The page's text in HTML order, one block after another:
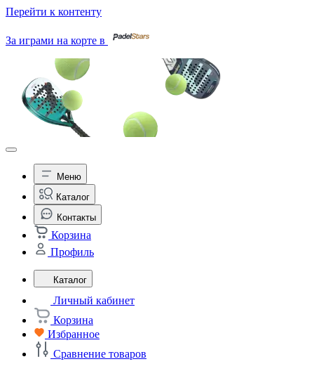
Перейти к контенту
За играми на корте в
Меню
Каталог
Контакты
Корзина
Профиль
Каталог
Личный кабинет
Корзина
Избранное
Сравнение товаров